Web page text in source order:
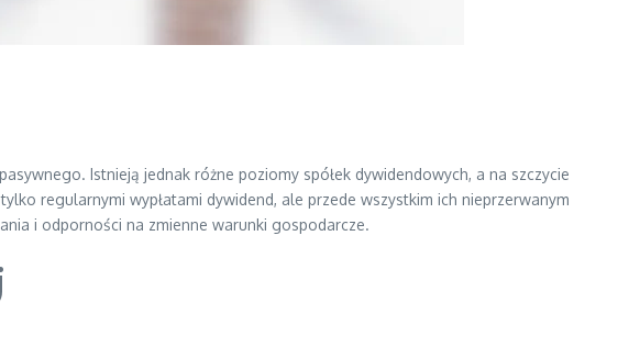
Istnieją jednak różne poziomy spółek dywidendowych, a na szczycie
regularnymi wypłatami dywidend, ale przede wszystkim ich nieprzerwanym
i odporności na zmienne warunki gospodarcze.